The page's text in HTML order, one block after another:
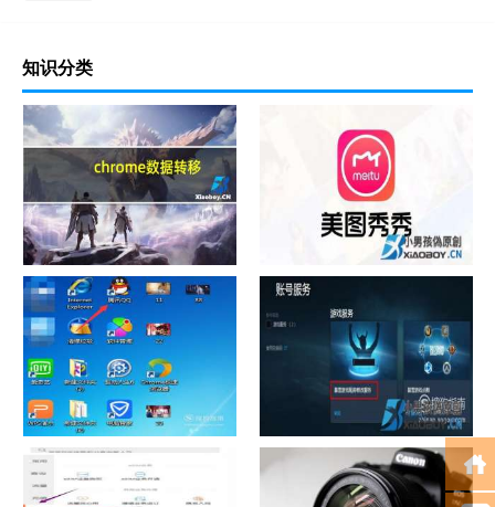
知识分类
chrome数据转移 怎样给照片换背景
如何看认识QQ好友具体多少天
了
战网怎么修改昵称？